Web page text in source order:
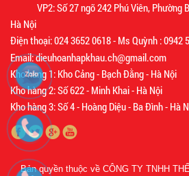
VP2: Số 27 ngõ 242 Phú Viên, Phường
Hà Nội
Điện thoại: 024 3652 0618 - Ms Quỳnh : 0942
Email: dieuhoanhapkhau.ch@gmail.com
Kho hàng 1: Kho Cảng - Bạch Đằng - Hà Nội
Kho hàng 2: Số 622 - Minh Khai - Hà Nội
Kho hàng 3: Số 4 - Hoàng Diệu - Ba Đình - Hà
Bản quyền thuộc về CÔNG TY TNHH